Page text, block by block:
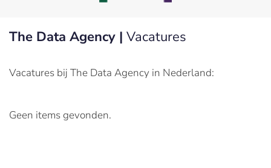
The Data Agency | Vacatures
Vacatures bij The Data Agency in Nederland:
Geen items gevonden.